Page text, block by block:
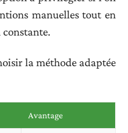
manuelles tout en
la méthode adaptée
Avantage